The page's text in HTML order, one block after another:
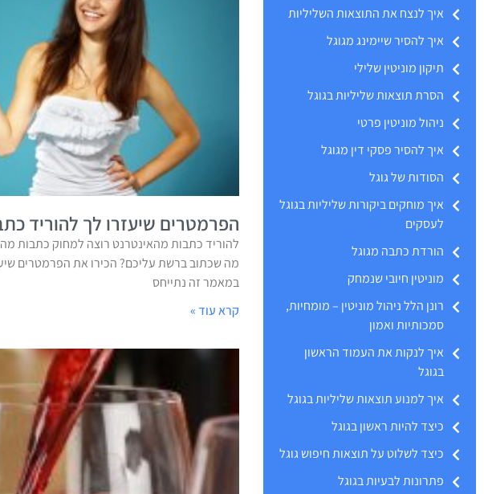
איך לנצח את התוצאות השליליות
איך להסיר שיימינג מגוגל
תיקון מוניטין שלילי
הסרת תוצאות שליליות בגוגל
ניהול מוניטין פרטי
איך להסיר פסקי דין מגוגל
הסודות של גוגל
איך מוחקים ביקורות שליליות בגוגל
לעסקים
הורדת כתבה מגוגל
מוניטין חיובי שנמחק
רונן הלל ניהול מוניטין – מומחיות,
סמכותיות ואמון
איך לנקות את העמוד הראשון
בגוגל
איך למנוע תוצאות שליליות בגוגל
כיצד להיות ראשון בגוגל
כיצד לשלוט על תוצאות חיפוש גוגל
פתרונות לבעיות בגוגל
הפרמטרים שיעזרו לך להוריד
להוריד כתבות מהאינטרנט רוצה למחוק כתבות
מה שכתוב ברשת עליכם? הכירו את הפרמטרים
במאמר זה נתייחס
קרא עוד »